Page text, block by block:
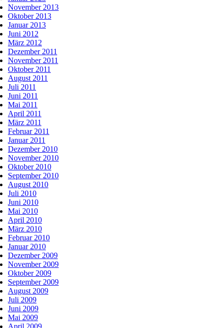
November 2013
Oktober 2013
Januar 2013
Juni 2012
März 2012
Dezember 2011
November 2011
Oktober 2011
August 2011
Juli 2011
Juni 2011
Mai 2011
April 2011
März 2011
Februar 2011
Januar 2011
Dezember 2010
November 2010
Oktober 2010
September 2010
August 2010
Juli 2010
Juni 2010
Mai 2010
April 2010
März 2010
Februar 2010
Januar 2010
Dezember 2009
November 2009
Oktober 2009
September 2009
August 2009
Juli 2009
Juni 2009
Mai 2009